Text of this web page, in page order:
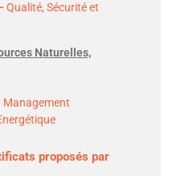
Qualité, Sécurité et
Naturelles,
Management
proposés par